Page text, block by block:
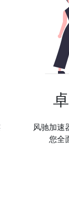
风驰加速
您全